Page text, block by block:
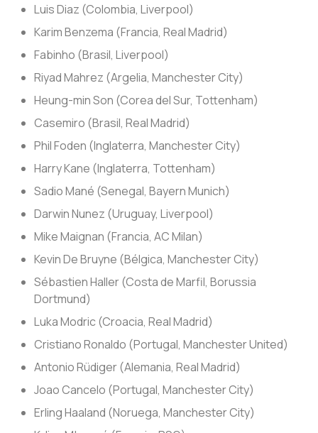
Luis Diaz (Colombia, Liverpool)
Karim Benzema (Francia, Real Madrid)
Fabinho (Brasil, Liverpool)
Riyad Mahrez (Argelia, Manchester City)
Heung-min Son (Corea del Sur, Tottenham)
Casemiro (Brasil, Real Madrid)
Phil Foden (Inglaterra, Manchester City)
Harry Kane (Inglaterra, Tottenham)
Sadio Mané (Senegal, Bayern Munich)
Darwin Nunez (Uruguay, Liverpool)
Mike Maignan (Francia, AC Milan)
Kevin De Bruyne (Bélgica, Manchester City)
Sébastien Haller (Costa de Marfil, Borussia
Dortmund)
Luka Modric (Croacia, Real Madrid)
Cristiano Ronaldo (Portugal, Manchester United)
Antonio Rüdiger (Alemania, Real Madrid)
Joao Cancelo (Portugal, Manchester City)
Erling Haaland (Noruega, Manchester City)